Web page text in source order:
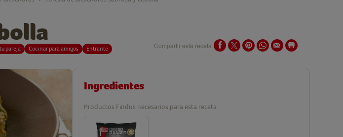
pareja Cocinar para amigos Entrante Compartir esta receta
Ingredientes
Productos Findus necesarios para esta receta